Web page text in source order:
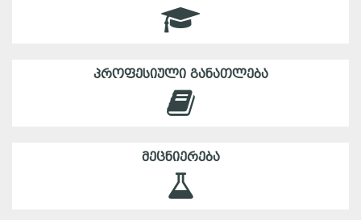
ᲞᲠᲝᲤᲔᲡᲘᲣᲚᲘ ᲒᲐᲜᲐᲗᲚᲔᲑᲐ
ᲛᲔᲪᲜᲘᲔᲠᲔᲑᲐ